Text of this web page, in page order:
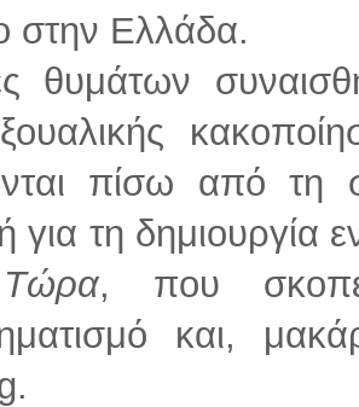
στην Ελλάδα.
θυμάτων
πίσω από τη
για τη δημιουργία
Τώρα, που
και,